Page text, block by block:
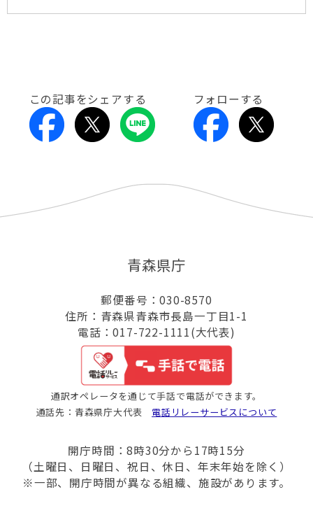
この記事をシェアする フォローする
青森県庁
郵便番号：030-8570
住所：青森県青森市長島一丁目1-1
電話：017-722-1111(大代表)
通訳オペレータを通じて手話で電話ができます。
通話先：青森県庁大代表 電話リレーサービスについて
開庁時間：8時30分から17時15分
（土曜日、日曜日、祝日、休日、年末年始を除く）
※一部、開庁時間が異なる組織、施設があります。